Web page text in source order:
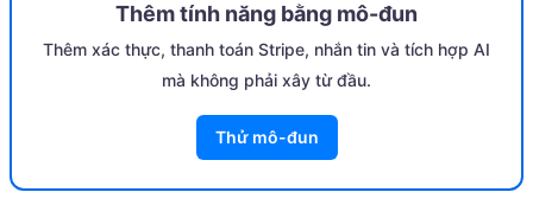
Thêm tính năng bằng mô-đun
Thêm xác thực, thanh toán Stripe, nhắn tin và tích hợp AI
mà không phải xây từ đầu.
Thử mô-đun